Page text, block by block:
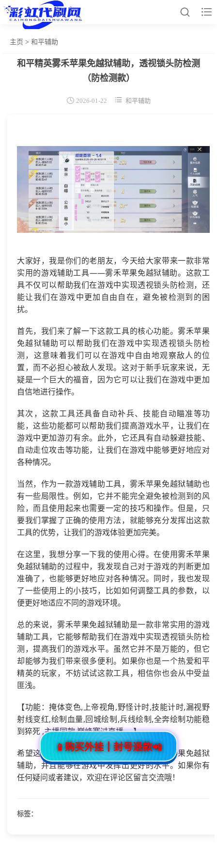


网站首页
辅助卡盟
热门文章
关于我们
主页 > 和平辅助
和平精英雾禾苹果免越狱辅助，透视锁头防检测
（防检测款）
 2026-01-22  和平辅助
大家好，我是你们的老朋友，今天给大家带来一款非常
实用的游戏辅助工具——雾禾苹果免越狱辅助。这款工
具不仅可以帮助我们在游戏中实现透视锁头防检测，还
能让我们在游戏中更加自由自在，避免被检测到的困
扰。
首先，我们来了解一下这款工具的核心功能。雾禾苹果
免越狱辅助可以帮助我们在游戏中实现透视锁头防检
测，这意味着我们可以在游戏中自由地观察敌人的位
置，而不必担心被敌人发现。这对于新手玩家来说，无
疑是一个巨大的福音，因为它可以让我们在游戏中更加
自信地进行操作。
其次，这款工具还具备自动补兵、技能自动瞄准等功
能，这些功能都可以帮助我们提高游戏水平，让我们在
游戏中更加游刃有余。此外，它还具有自动躲避技能、
自动走位攻击等功能，让我们在游戏中能够更好地应对
各种情况。
当然，作为一款游戏辅助工具，雾禾苹果免越狱辅助也
有一些局限性。例如，它并不能完全避免被检测到的风
险，而且使用起来也需要一定的技巧和操作。但是，只
要我们掌握了正确的使用方法，就能够充分发挥出这款
工具的优势，让我们的游戏体验更加完美。
在这里，我想分享一下我的使用心得。在使用雾禾苹果
免越狱辅助的过程中，我发现自己对于游戏的判断更加
准确了，也能够更好地应对各种情况。同时，我也发现
了一些使用上的小技巧，比如如何调整工具的参数，以
便更好地适应不同的游戏环境。
总的来说，雾禾苹果免越狱辅助是一款非常实用的游戏
辅助工具，它能够帮助我们在游戏中实现透视锁头防检
测，提高我们的游戏水平。虽然它并不是万能的，但它
却能够为我们带来很多便利。如果你也是一个热爱和平
精英的玩家，不妨试试这款工具，相信你也会从中受益
匪浅。
【功能：掩体变色,上帝视角,野怪计时,技能计时,漏视野
射线变红,绘制血量,回城绘制,兵线绘制,全奔绘制功能稳
到猝死 ,主播同款,巅峰赛过直播 。】
希望这篇文章能够帮助大家更好地了解雾禾苹果免越狱
辅助，并且能够在游戏中发挥出更好的水平。如果你有
任何疑问或者建议，欢迎在评论区留言交流哦！
标签：
📱购买外挂┃封号退款📲